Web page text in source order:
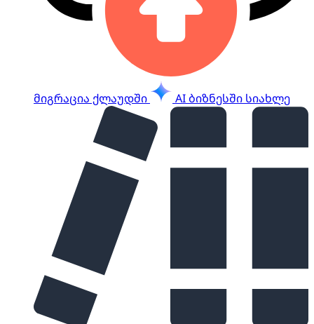
მიგრაცია ქლაუდში AI ბიზნესში სიახლე